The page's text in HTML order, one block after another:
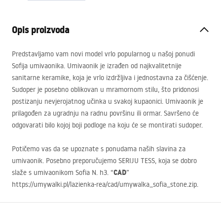
Opis proizvoda
Predstavljamo vam novi model vrlo popularnog u našoj ponudi
Sofija umivaonika. Umivaonik je izrađen od najkvalitetnije
sanitarne keramike, koja je vrlo izdržljiva i jednostavna za čišćenje.
Sudoper je posebno oblikovan u mramornom stilu, što pridonosi
postizanju nevjerojatnog učinka u svakoj kupaonici. Umivaonik je
prilagođen za ugradnju na radnu površinu ili ormar. Savršeno će
odgovarati bilo kojoj boji podloge na koju će se montirati sudoper.
Potičemo vas da se upoznate s ponudama naših slavina za
umivaonik. Posebno preporučujemo SERIJU TESS, koja se dobro
slaže s umivaonikom Sofia N. h3. “CAD”
https://umywalki.pl/lazienka-rea/cad/umywalka_sofia_stone.zip.